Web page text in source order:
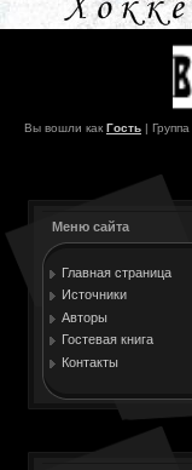
Вы вошли как Гость | Группа
Меню сайта
Главная страница
Источники
Авторы
Гостевая книга
Контакты